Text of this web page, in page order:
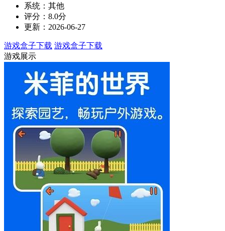
系统：其他
评分：8.0分
更新：2026-06-27
游戏盒子下载 游戏盒子下载
游戏展示